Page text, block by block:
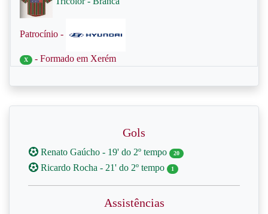
Patrocínio -
X - Formado em Xerém
Gols
Renato Gaúcho - 19' do 2º tempo 20
Ricardo Rocha - 21' do 2º tempo 1
Assistências